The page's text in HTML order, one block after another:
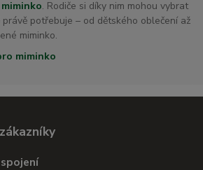
. Rodiče si díky nim mohou vybrat
potřebuje – od dětského oblečení až
miminko.
miminko